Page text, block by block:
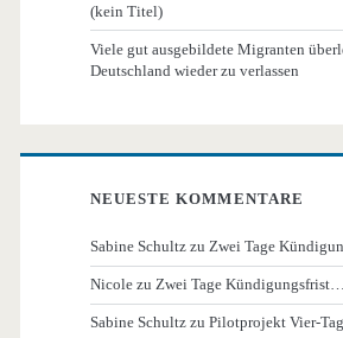
(kein Titel)
Viele gut ausgebildete Migranten
Deutschland wieder zu verlassen
NEUESTE KOMMENTARE
Sabine Schultz zuZwei Tage
Nicole zuZwei Tage Kündigungsfrist…
Sabine Schultz zuPilotprojekt Vier-